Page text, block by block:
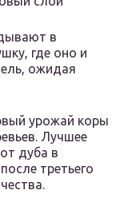
в
где оно и
ожидая
урожай коры
Лучшее
дуба в
третьего